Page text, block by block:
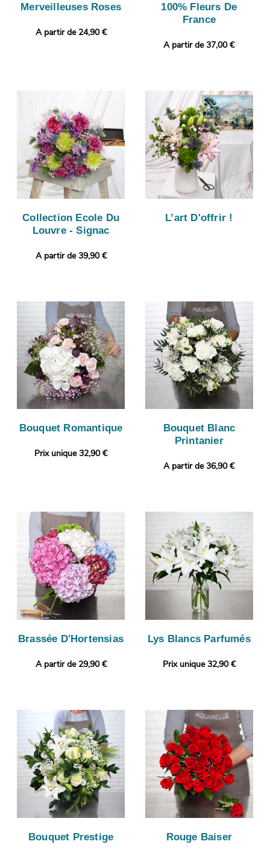
Merveilleuses Roses
A partir de 24,90 €
100% Fleurs De
France
A partir de 37,00 €
Collection Ecole Du
Louvre - Signac
A partir de 39,90 €
L’art D'offrir !
Bouquet Romantique
Prix unique 32,90 €
Bouquet Blanc
Printanier
A partir de 36,90 €
Brassée D'Hortensias
A partir de 29,90 €
Lys Blancs Parfumés
Prix unique 32,90 €
Bouquet Prestige Rouge Baiser